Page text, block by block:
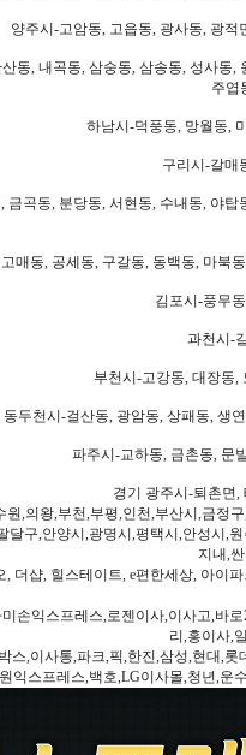
양주시-고암동, 고읍동, 광사동, 광
동, 내곡동, 삼숭동, 삼송동, 성사
주엽
하남시-덕풍동, 망월동,
구리시-갈매
곡동, 분당동, 서현동, 수내동, 야
매동, 공세동, 구갈동, 동백동, 마북
김포시-풍무
과천시-
부천시-고강동, 대장동,
동두천시-걸산동, 광암동, 상패동, 생
파주시-교하동, 금촌동, 문
경기 광주시-퇴촌면,
,의왕,부천,부평,인천,부산시,금
달구,안양시,광명시,평택시,안성시,
지내,
더샵, 힐스테이트, e편한세상, 아이
손익스프레스,로젠이사,이사고,바
리,홍이사,
,이사통,파크,픽,한진,삼성,현대,
원익스프레스,백호,LG이사몰,청년,운